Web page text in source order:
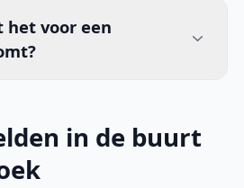
het voor een
in de buurt